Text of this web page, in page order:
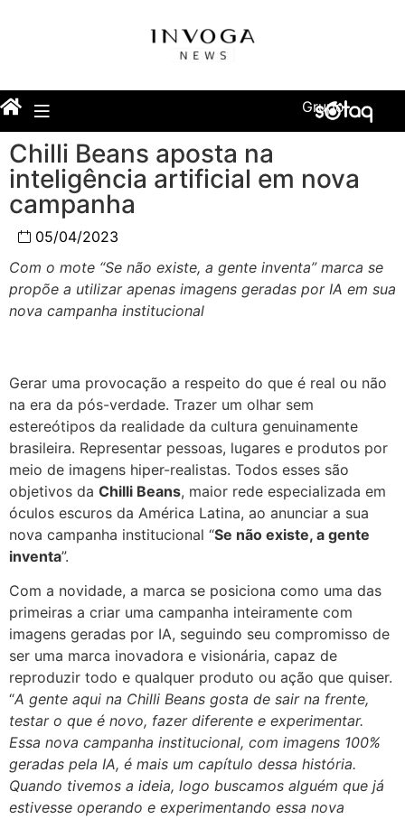
Grupo
Chilli Beans aposta na
inteligência artificial em nova
campanha
05/04/2023
Com o mote “Se não existe, a gente inventa” marca se
propõe a utilizar apenas imagens geradas por IA em sua
nova campanha institucional
Gerar uma provocação a respeito do que é real ou não
na era da pós-verdade. Trazer um olhar sem
estereótipos da realidade da cultura genuinamente
brasileira. Representar pessoas, lugares e produtos por
meio de imagens hiper-realistas. Todos esses são
objetivos da Chilli Beans, maior rede especializada em
óculos escuros da América Latina, ao anunciar a sua
nova campanha institucional “Se não existe, a gente
inventa”.
Com a novidade, a marca se posiciona como uma das
primeiras a criar uma campanha inteiramente com
imagens geradas por IA, seguindo seu compromisso de
ser uma marca inovadora e visionária, capaz de
reproduzir todo e qualquer produto ou ação que quiser.
“A gente aqui na Chilli Beans gosta de sair na frente,
testar o que é novo, fazer diferente e experimentar.
Essa nova campanha institucional, com imagens 100%
geradas pela IA, é mais um capítulo dessa história.
Quando tivemos a ideia, logo buscamos alguém que já
estivesse operando e experimentando essa nova